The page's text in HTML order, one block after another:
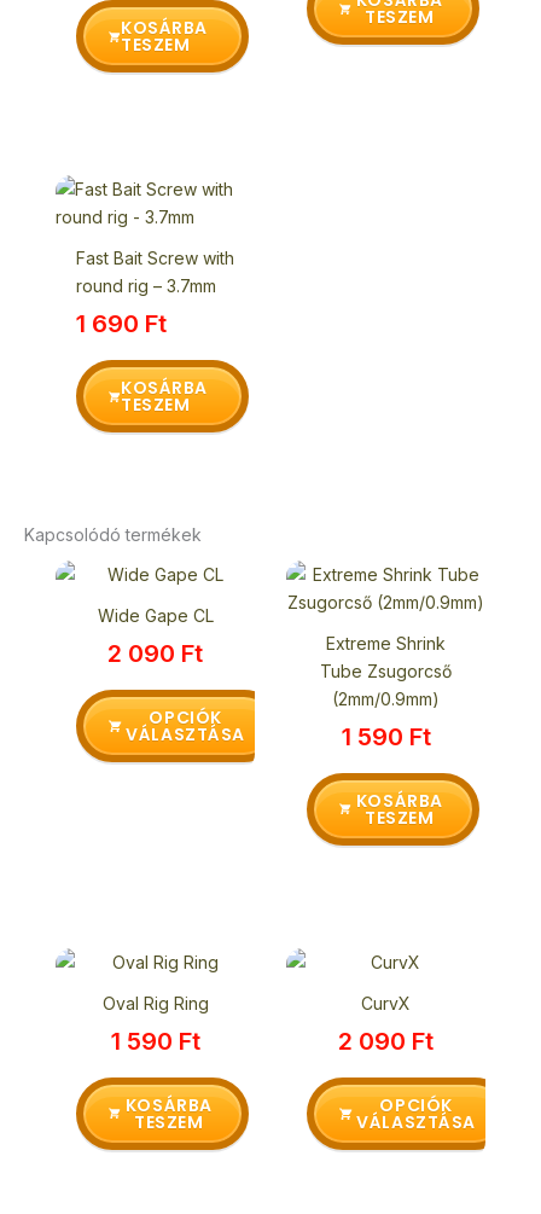
KOSÁRBA
TESZEM
TESZEM
Fast Bait Screw with
round rig – 3.7mm
1 690 Ft
KOSÁRBA
TESZEM
Kapcsolódó termékek
Wide Gape CL
2 090 Ft
OPCIÓK
VÁLASZTÁSA
Ennek
terméknek
több
van.
A
változatok
Extreme Shrink
Tube Zsugorcső
(2mm/0.9mm)
1 590 Ft
KOSÁRBA
TESZEM
Oval Rig Ring
1 590 Ft
KOSÁRBA
TESZEM
CurvX
2 090 Ft
OPCIÓK
VÁLASZTÁSA
Ennek
terméknek
több
van.
A
változatok